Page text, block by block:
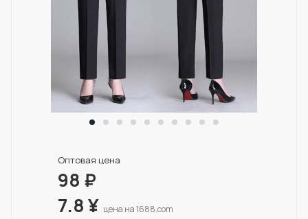
Оптовая цена
98 ₽
7.8¥ цена на 1688.com